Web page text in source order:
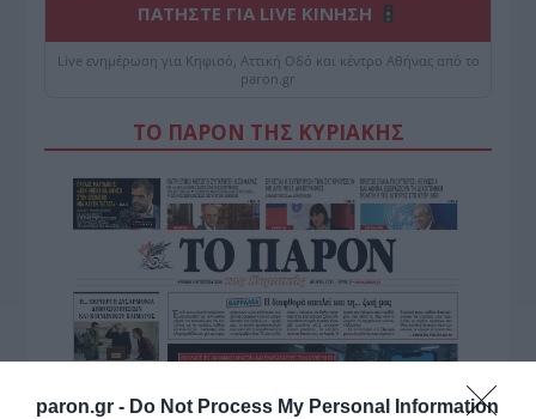
paron.gr - Do Not Process My Personal Information
ΠΑΤΗΣΤΕ ΓΙΑ LIVE ΚΙΝΗΣΗ
Live ενημέρωση για Κηφισό, Αττική Οδό και κέντρο Αθήνας από το
paron.gr
ΤΟ ΠΑΡΟΝ ΤΗΣ ΚΥΡΙΑΚΗΣ